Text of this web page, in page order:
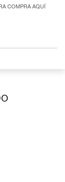
COMPRA AQUÍ